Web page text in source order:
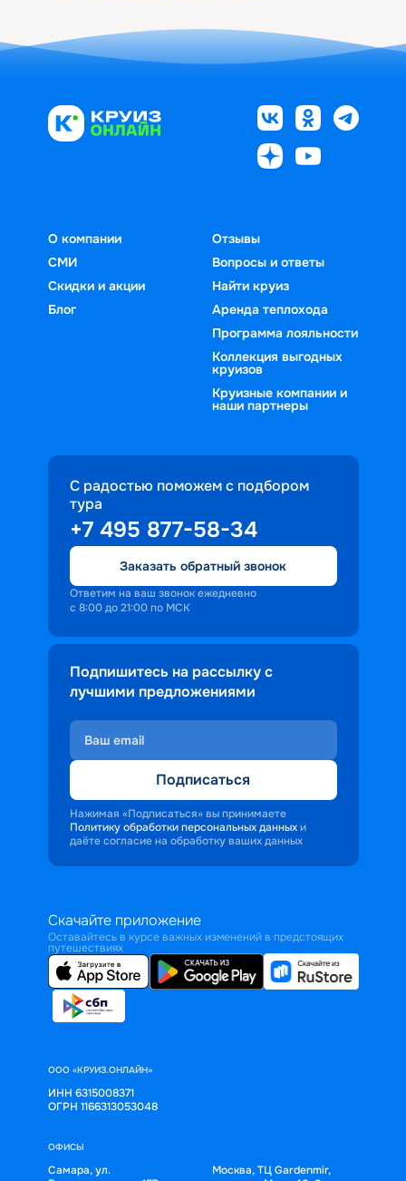
О компании
СМИ
Скидки и акции
Блог
Отзывы
Вопросы и ответы
Найти круиз
Аренда теплохода
Программа лояльности
Коллекция выгодных
круизов
Круизные компании и
наши партнеры
С радостью поможем с подбором
тура
+7 495 877-58-34
Заказать обратный звонок
Ответим на ваш звонок ежедневно
с 8:00 до 21:00 по МСК
Подпишитесь на рассылку с
лучшими предложениями
Подписаться
Нажимая «Подписаться» вы принимаете
Политику обработки персональных данных и
даёте согласие на обработку ваших данных
Скачайте приложение
Оставайтесь в курсе важных изменений в предстоящих
путешествиях
ООО «КРУИЗ.ОНЛАЙН»
ИНН 6315008371
ОГРН 1166313053048
ОФИСЫ
Самара, ул.
Москва, ТЦ Gardenmir,